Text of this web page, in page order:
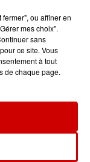
balade
ou affiner en
mes choix".
sans
ce site. Vous
à tout
de chaque page.